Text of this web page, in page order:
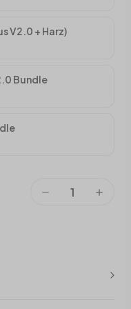
V2.0 + Harz)
Bundle